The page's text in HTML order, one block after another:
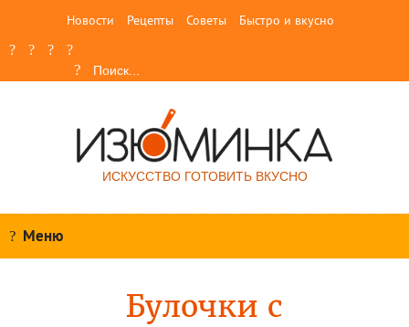
Новости Рецепты Советы Быстро и вкусно
ИСКУССТВО ГОТОВИТЬ ВКУСНО
Меню
Булочки с